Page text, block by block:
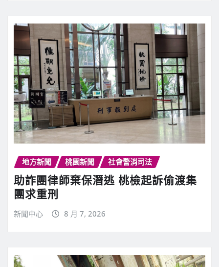
地方新聞 桃園新聞 社會警消司法
助詐團律師棄保潛逃 桃檢起訴偷渡集
團求重刑
新聞中心 8 月 7, 2026